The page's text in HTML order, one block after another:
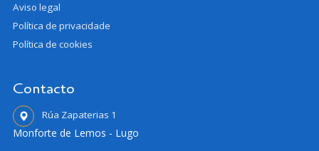
Aviso legal
Política de privacidade
Política de cookies
Contacto
Rúa Zapaterias 1
Monforte de Lemos - Lugo